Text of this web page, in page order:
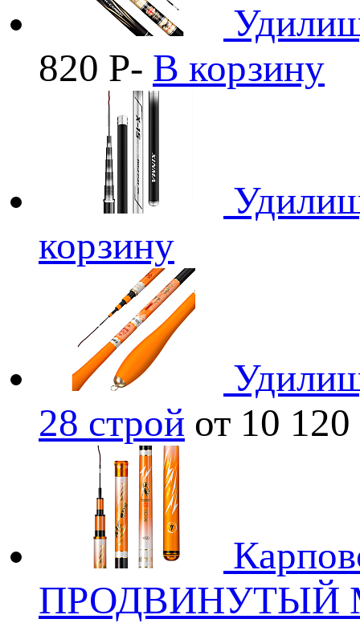
820 Р- В корзину
корзину
28 строй от 10 120
ПРОДВИНУТЫЙ